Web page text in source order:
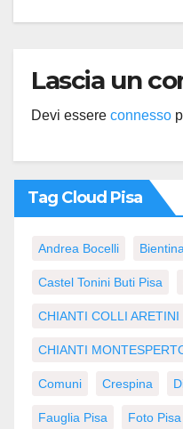
Lascia un
Devi essere connesso
Tag Cloud Pisa
Andrea Bocelli
Castel Tonini Buti Pisa
CHIANTI COLLI ARETINI
CHIANTI
Comuni Crespina
Fauglia Pisa Foto Pisa